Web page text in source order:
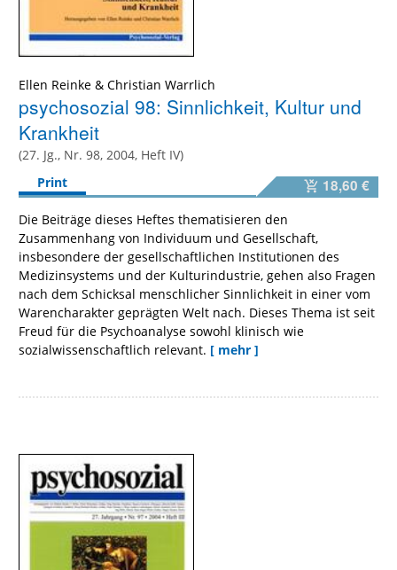
Ellen Reinke & Christian Warrlich
psychosozial 98: Sinnlichkeit, Kultur und
Krankheit
(27. Jg., Nr. 98, 2004, Heft IV)
Print
18,60 €
Die Beiträge dieses Heftes thematisieren den
Zusammenhang von Individuum und Gesellschaft,
insbesondere der gesellschaftlichen Institutionen des
Medizinsystems und der Kulturindustrie, gehen also Fragen
nach dem Schicksal menschlicher Sinnlichkeit in einer vom
Warencharakter geprägten Welt nach. Dieses Thema ist seit
Freud für die Psychoanalyse sowohl klinisch wie
sozialwissenschaftlich relevant. [ mehr ]